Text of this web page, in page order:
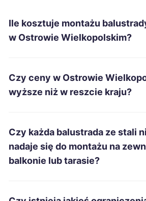
Żary
Starachowice
Bytom
Mielec
Ile kosztuje montażu
w Ostrowie Wielkopolskim?
Czy ceny w Ostrowie
wyższe niż w reszcie kraju?
Czy każda balustrada ze stali
nadaje się do montażu na
balkonie lub tarasie?